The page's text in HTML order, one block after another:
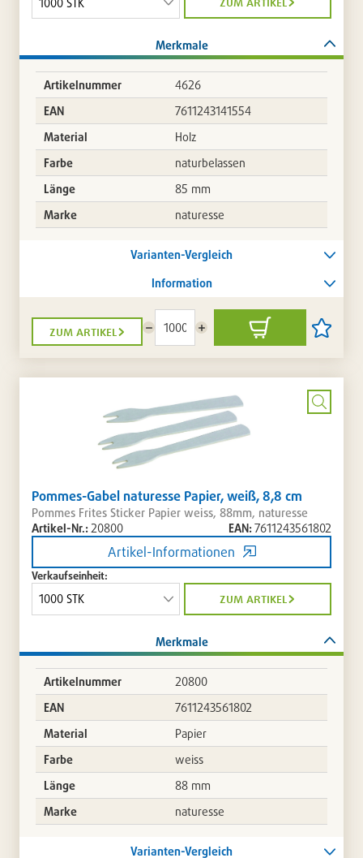
zum artikel
Merkmale
Artikelnummer
4626
EAN
7611243141554
Material
Holz
Farbe
naturbelassen
Länge
85 mm
Marke
naturesse
Varianten-Vergleich
Information
zum artikel
Menge
reduzieren
Menge
erhöhen
In
den
Artikel
setzen
/
Bild
Pommes-Gabel naturesse Papier, weiß, 8,8 cm
Pommes Frites Sticker Papier weiss, 88mm, naturesse
Artikel-Nr.: 20800 EAN:7611243561802
Artikel-Informationen
Verkaufseinheit:
zum artikel
Merkmale
Artikelnummer
20800
EAN
7611243561802
Material
Papier
Farbe
weiss
Länge
88 mm
Marke
naturesse
Varianten-Vergleich